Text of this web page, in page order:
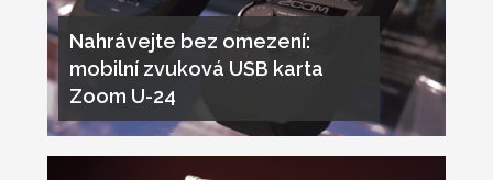
Nahrávejte bez omezení:
mobilní zvuková USB karta
Zoom U-24